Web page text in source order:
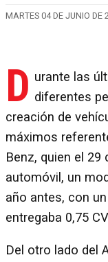
MARTES 04 DE JUNIO DE
D urante las
diferentes
creación de
máximos
Benz, quien el 29
automóvil, un
año antes, con
entregaba 0,75
Del otro lado del